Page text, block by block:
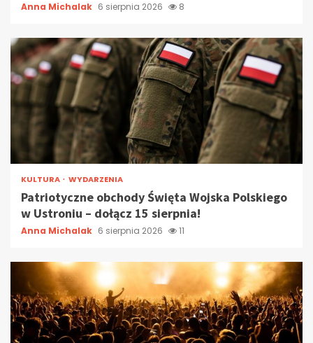
Anna Michalak 6 sierpnia 2026 8
KULTURA WYDARZENIA
Patriotyczne obchody Święta Wojska Polskiego
w Ustroniu – dołącz 15 sierpnia!
Anna Michalak 6 sierpnia 2026 11